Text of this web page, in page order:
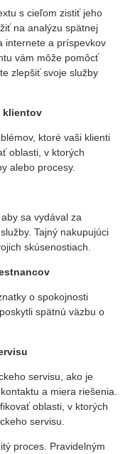
s cieľom zistiť jeho
na analýzu spätnej
internete a príspevkov
vám môže pomôcť
zlepšiť svoje služby
klientov
ktoré vaši klienti
oblasti, v ktorých
alebo procesy.
sa vydával za
Tajný nakupujúci
skúsenostiach.
o spokojnosti
spätnú väzbu o
servisu, ako je
a miera riešenia.
oblasti, v ktorých
servisu.
proces. Pravidelným